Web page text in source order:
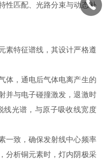
性匹配、光路分束与动态补
特征谱线，其设计严格遵
，通电后气体电离产生的
并与电子碰撞激发，退激时
线光谱，与原子吸收线宽度
致，确保发射线中心频率
分析铜元素时，灯内阴极采